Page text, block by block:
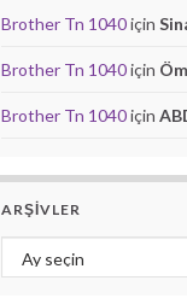
Brother Tn 1040için
Brother Tn 1040için
Brother Tn 1040için
ARŞIVLER
Arşivler